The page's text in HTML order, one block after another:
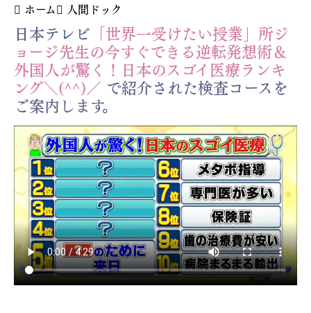
ホーム 人間ドック
日本テレビ 「世界一受けたい授業」所ジ
ョージ先生の今すぐできる逆転発想術＆
外国人が驚く！日本のスゴイ医療ランキ
ング＼(^^)／ で紹介された検査コースを
ご案内します。